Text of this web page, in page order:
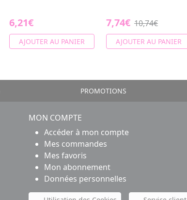
6,21€
AJOUTER AU PANIER
7,74€ 10,74€
AJOUTER AU PANIER
PROMOTIONS
MON COMPTE
Accéder à mon compte
Mes commandes
Mes favoris
Mon abonnement
Données personnelles